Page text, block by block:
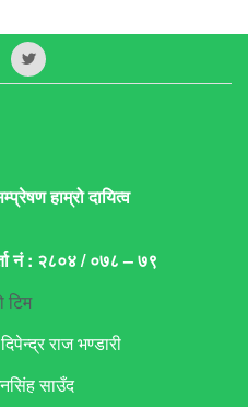
हाम्रो दायित्व
नं : २८०४ / ०७८ – ७९
टिम
राज भण्डारी
साउँद